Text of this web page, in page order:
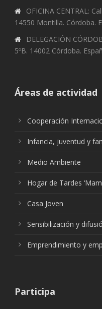
OFICINA CENTRAL:
14550 Montilla. Córdoba.
DELEGACIÓN
5ºB. 14002 Córdoba.
Áreas de actividad
Cooperación
Infancia, juventud y
Medio Ambiente
Hogar de Tardes
Casa Joven
Sensibilización y
Emprendimiento y
Participa